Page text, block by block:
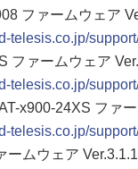
ファームウェア
telesis.co.jp/
ファームウェア
telesis.co.jp/
x900-24XS ファ
telesis.co.jp/
ームウェア Ver.3.1.1